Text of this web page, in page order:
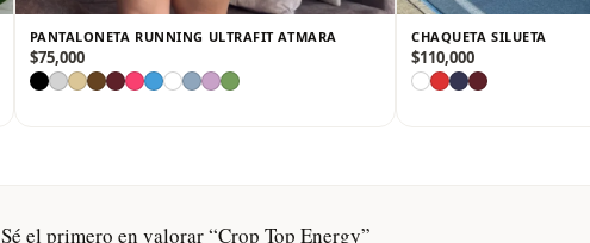
PANTALONETA RUNNING ULTRAFIT ATMARA
$75,000
CHAQUETA SILUETA
$110,000
Sé el primero en valorar “Crop Top Energy”